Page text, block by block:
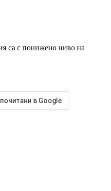
са с понижено ниво на
в Google